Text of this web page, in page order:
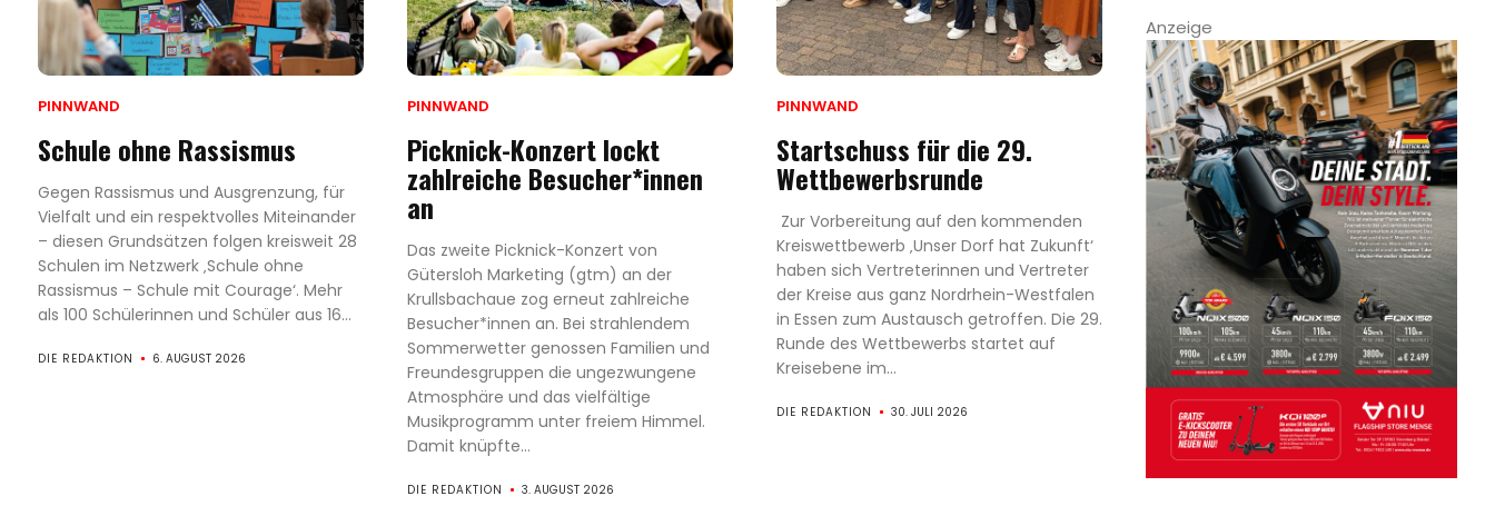
PINNWAND
Schule ohne Rassismus
Gegen Rassismus und Ausgrenzung, für
Vielfalt und ein respektvolles Miteinander
– diesen Grundsätzen folgen kreisweit 28
Schulen im Netzwerk ‚Schule ohne
Rassismus – Schule mit Courage‘. Mehr
als 100 Schülerinnen und Schüler aus 16...
DIE REDAKTION 6. AUGUST 2026
PINNWAND
Picknick-Konzert lockt
zahlreiche Besucher*innen
an
Das zweite Picknick-Konzert von
Gütersloh Marketing (gtm) an der
Krullsbachaue zog erneut zahlreiche
Besucher*innen an. Bei strahlendem
Sommerwetter genossen Familien und
Freundesgruppen die ungezwungene
Atmosphäre und das vielfältige
Musikprogramm unter freiem Himmel.
Damit knüpfte...
DIE REDAKTION 3. AUGUST 2026
PINNWAND
Startschuss für die 29.
Wettbewerbsrunde
Zur Vorbereitung auf den kommenden
Kreiswettbewerb ‚Unser Dorf hat Zukunft‘
haben sich Vertreterinnen und Vertreter
der Kreise aus ganz Nordrhein-Westfalen
in Essen zum Austausch getroffen. Die 29.
Runde des Wettbewerbs startet auf
Kreisebene im...
DIE REDAKTION 30. JULI 2026
Anzeige